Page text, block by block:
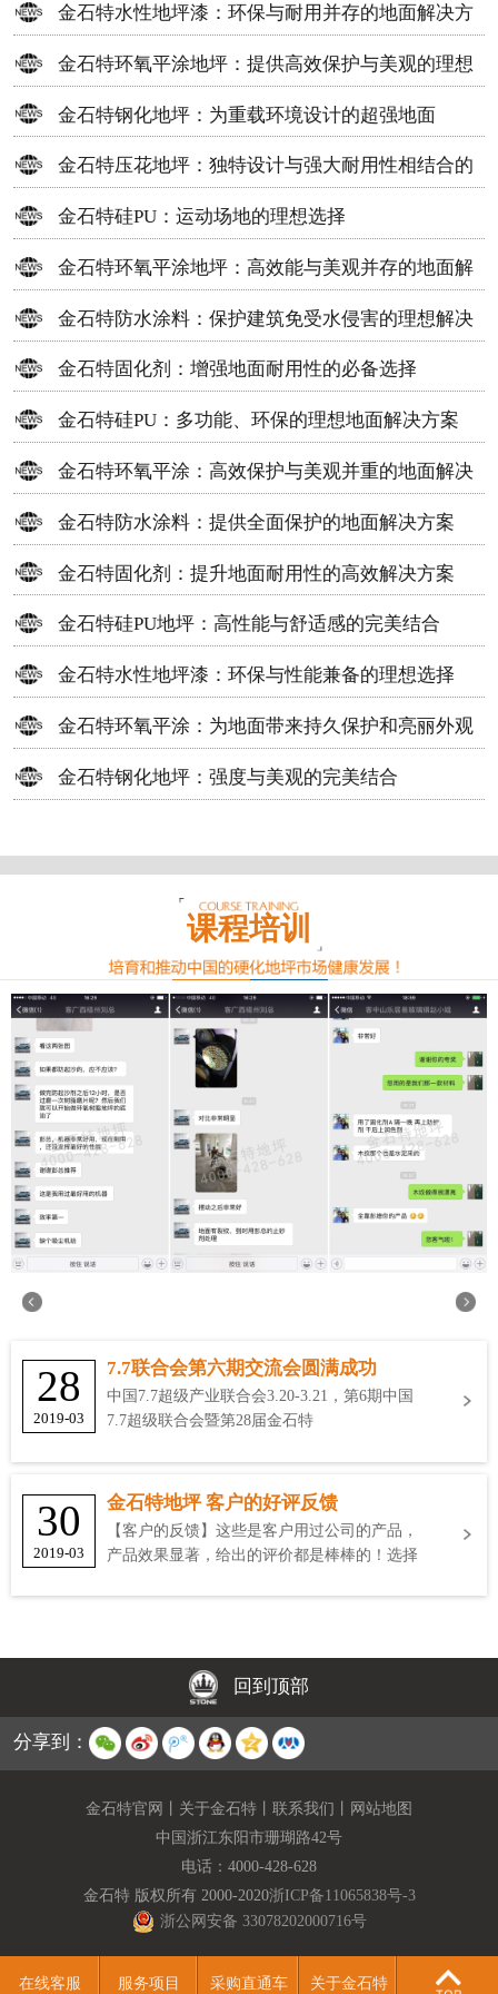
金石特水性地坪漆：环保与耐用并存的地面解决方
案
金石特环氧平涂地坪：提供高效保护与美观的理想
选择
金石特钢化地坪：为重载环境设计的超强地面
金石特压花地坪：独特设计与强大耐用性相结合的
地面材料
金石特硅PU：运动场地的理想选择
金石特环氧平涂地坪：高效能与美观并存的地面解
决方案
金石特防水涂料：保护建筑免受水侵害的理想解决
方案
金石特固化剂：增强地面耐用性的必备选择
金石特硅PU：多功能、环保的理想地面解决方案
金石特环氧平涂：高效保护与美观并重的地面解决
方案
金石特防水涂料：提供全面保护的地面解决方案
金石特固化剂：提升地面耐用性的高效解决方案
金石特硅PU地坪：高性能与舒适感的完美结合
金石特水性地坪漆：环保与性能兼备的理想选择
金石特环氧平涂：为地面带来持久保护和亮丽外观
金石特钢化地坪：强度与美观的完美结合
课程培训
28
2019-03
7.7联合会第六期交流会圆满成功
中国7.7超级产业联合会3.20-3.21，第6期中国
7.7超级联合会暨第28届金石特
30
2019-03
金石特地坪 客户的好评反馈
【客户的反馈】这些是客户用过公司的产品，
产品效果显著，给出的评价都是棒棒的！选择
回到顶部
分享到：
金石特官网 关于金石特 联系我们
网站地图
中国浙江东阳市珊瑚路42号
电话： 4000-428-628
金石特 版权所有 2000-2020浙ICP备11065838号-3
浙公网安备 33078202000716号
在线客服 服务项目 采购直通车 关于金石特